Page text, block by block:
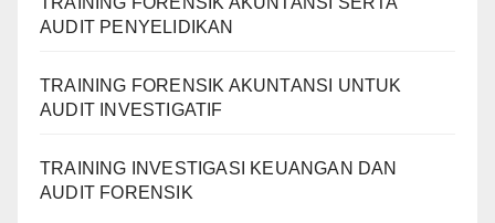
AUDIT PENYELIDIKAN
TRAINING FORENSIK AKUNTANSI UNTUK
AUDIT INVESTIGATIF
TRAINING INVESTIGASI KEUANGAN DAN
AUDIT FORENSIK